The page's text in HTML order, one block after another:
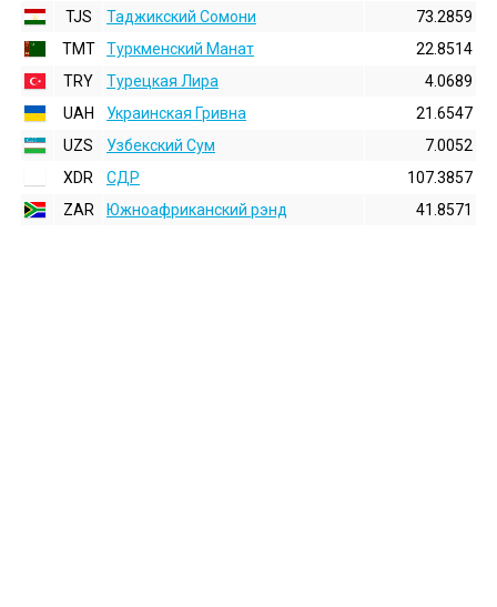
TJS
Таджикский Сомони
73.2859
TMT
Туркменский Манат
22.8514
TRY
Турецкая Лира
4.0689
UAH
Украинская Гривна
21.6547
UZS
Узбекский Сум
7.0052
XDR
СДР
107.3857
ZAR
Южноафриканский рэнд 41.8571